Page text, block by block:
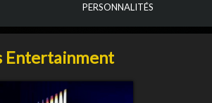
PERSONNALITÉS
Entertainment